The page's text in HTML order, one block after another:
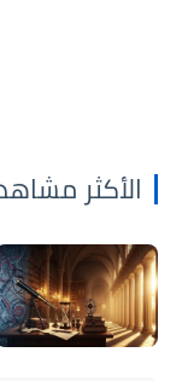
الأكثر مشاهدة